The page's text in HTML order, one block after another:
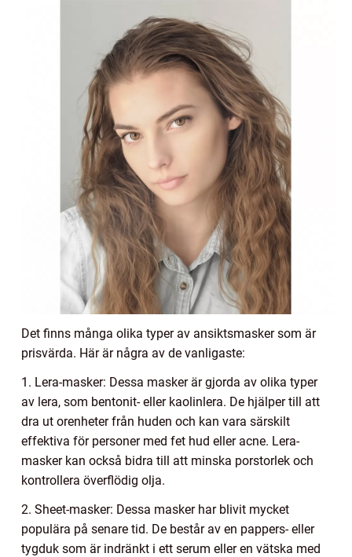
Det finns många olika typer av ansiktsmasker som är
prisvärda. Här är några av de vanligaste:
1. Lera-masker: Dessa masker är gjorda av olika typer
av lera, som bentonit- eller kaolinlera. De hjälper till att
dra ut orenheter från huden och kan vara särskilt
effektiva för personer med fet hud eller acne. Lera-
masker kan också bidra till att minska porstorlek och
kontrollera överflödig olja.
2. Sheet-masker: Dessa masker har blivit mycket
populära på senare tid. De består av en pappers- eller
tygduk som är indränkt i ett serum eller en vätska med